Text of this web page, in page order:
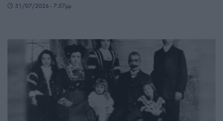
31/07/2026 - 7:57μμ